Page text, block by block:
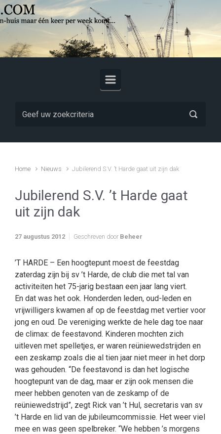
Skip to main content
Home Nieuws Jubilerend S.V. ’t Harde gaat uit zijn dak
Jubilerend S.V. ’t Harde gaat
uit zijn dak
27 augustus 2012 Geschreven door Beheer
’T HARDE – Een hoogtepunt moest de feestdag
zaterdag zijn bij sv ’t Harde, de club die met tal van
activiteiten het 75-jarig bestaan een jaar lang viert.
En dat was het ook. Honderden leden, oud-leden en
vrijwilligers kwamen af op de feestdag met vertier voor
jong en oud. De vereniging werkte de hele dag toe naar
de climax: de feestavond. Kinderen mochten zich
uitleven met spelletjes, er waren reüniewedstrijden en
een zeskamp zoals die al tien jaar niet meer in het dorp
was gehouden. “De feestavond is dan het logische
hoogtepunt van de dag, maar er zijn ook mensen die
meer hebben genoten van de zeskamp of de
reüniewedstrijd”, zegt Rick van ’t Hul, secretaris van sv
’t Harde en lid van de jubileumcommissie. Het weer viel
mee en was geen spelbreker. “We hebben ’s morgens